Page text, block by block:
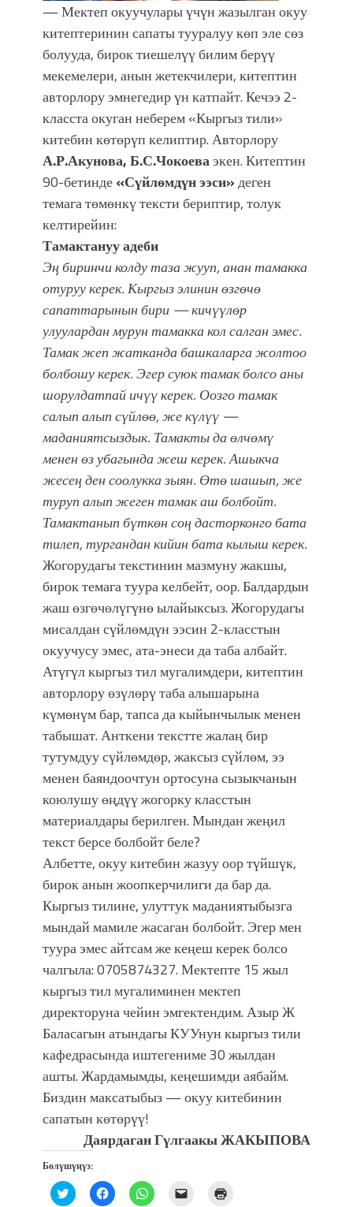
— Мектеп окуучулары үчүн жазылган окуу
китептеринин сапаты тууралуу көп эле сөз
болууда, бирок тиешелүү билим берүү
мекемелери, анын жетекчилери, китептин
авторлору эмнегедир үн катпайт. Кечээ 2-
класста окуган неберем «Кыргыз тили»
китебин көтөрүп келиптир. Авторлору
А.Р.Акунова, Б.С.Чокоеваэкен. Китептин
90-бетинде«Сүйлөмдүн ээси»деген
темага төмөнкү тексти бериптир, толук
келтирейин:
Тамактануу адеби
Эң биринчи колду таза жууп, анан тамакка
отуруу керек. Кыргыз элинин өзгөчө
сапаттарынын бири — кичүүлөр
улуулардан мурун тамакка кол салган эмес.
Тамак жеп жатканда башкаларга жолтоо
болбошу керек. Эгер суюк тамак болсо аны
шорулдатпай ичүү керек. Оозго тамак
салып алып сүйлөө, же күлүү —
маданиятсыздык. Тамакты да өлчөмү
менен өз убагында жеш керек. Ашыкча
жесең ден соолукка зыян. Өтө шашып, же
туруп алып жеген тамак аш болбойт.
Тамактанып бүткөн соң дасторконго бата
тилеп, тургандан кийин бата кылыш керек.
Жогорудагы текстинин мазмуну жакшы,
бирок темага туура келбейт, оор. Балдардын
жаш өзгөчөлүгүнө ылайыксыз. Жогорудагы
мисалдан сүйлөмдүн ээсин 2-класстын
окуучусу эмес, ата-энеси да таба албайт.
Атүгүл кыргыз тил мугалимдери, китептин
авторлору өзүлөрү таба алышарына
күмөнүм бар, тапса да кыйынчылык менен
табышат. Анткени текстте жалаң бир
тутумдуу сүйлөмдөр, жаксыз сүйлөм, ээ
менен баяндоочтун ортосуна сызыкчанын
коюлушу өңдүү жогорку класстын
материалдары берилген. Мындан жеңил
текст берсе болбойт беле?
Албетте, окуу китебин жазуу оор түйшүк,
бирок анын жоопкерчилиги да бар да.
Кыргыз тилине, улуттук маданиятыбызга
мындай мамиле жасаган болбойт. Эгер мен
туура эмес айтсам же кеңеш керек болсо
чалгыла: 0705874327. Мектепте 15 жыл
кыргыз тил мугалиминен мектеп
директоруна чейин эмгектендим. Азыр Ж
Баласагын атындагы КУУнун кыргыз тили
кафедрасында иштегениме 30 жылдан
ашты. Жардамымды, кеңешимди аябайм.
Биздин максатыбыз — окуу китебинин
сапатын көтөрүү!
Даярдаган Гүлгаакы ЖАКЫПОВА
Бөлүшүңүз:
Нажмите,
чтобы
Нажмите,
чтобы
Нажмите,
чтобы
Послать
ссылку